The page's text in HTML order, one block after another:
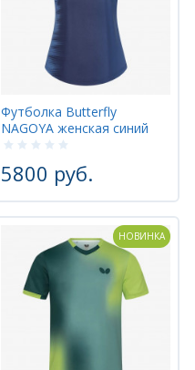
Футболка Butterfly
NAGOYA женская синий
5800 руб.
НОВИНКА